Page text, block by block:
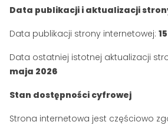
Data publikacji i aktualizacji
Data publikacji strony internetowej:
Data ostatniej istotnej aktualizacji
maja 2026
Stan dostępności cyfrowej
Strona internetowa jest częściowo